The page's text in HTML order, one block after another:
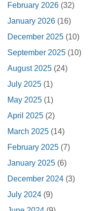
February 2026 (32)
January 2026 (16)
December 2025 (10)
September 2025 (10)
August 2025 (24)
July 2025 (1)
May 2025 (1)
April 2025 (2)
March 2025 (14)
February 2025 (7)
January 2025 (6)
December 2024 (3)
July 2024 (9)